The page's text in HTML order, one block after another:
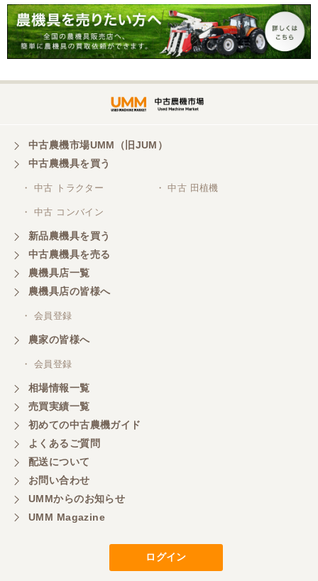
対応が良く、機械も良いようです。
東京都／購入者
東京都／がーさん
その日に評価しましたが届いてませんか？ 届いてな
ければ再度送信しますが。 大橋粉砕機です。
東京都／がーさん
なんだかんだ積み込みまでして頂き助かりました！
東京都／おちゃ
東京都／あきら
いいたします。
東京都／もっくん
担当者さんの対応が素晴らしい！ とても気分の良
しています。
迅速な取引有難うございました
剤対応 現状渡し【P11432
285】
現状渡し【P11367092】
中古農機市場UMM（旧JUM）
中古農機具を買う
・ 中古 トラクター ・ 中古 田植機
・ 中古 コンバイン
新品農機具を買う
中古農機具を売る
農機具店一覧
農機具店の皆様へ
・ 会員登録
農家の皆様へ
・ 会員登録
相場情報一覧
売買実績一覧
初めての中古農機ガイド
よくあるご質問
配送について
お問い合わせ
UMMからのお知らせ
UMM Magazine
ログイン